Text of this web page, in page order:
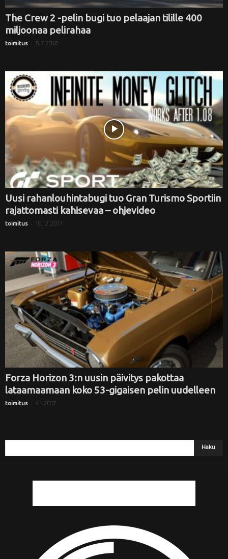
The Crew 2 -pelin bugi tuo pelaajan tilille 400
miljoonaa pelirahaa
toimitus - 5.7.2018
Uusi rahanlouhintabugi tuo Gran Turismo Sportiin
rajattomasti kahisevaa – ohjevideo
toimitus - 10.12.2017
Forza Horizon 3:n uusin päivitys pakottaa
lataamaamaan koko 53-gigaisen pelin uudelleen
toimitus - 4.1.2017